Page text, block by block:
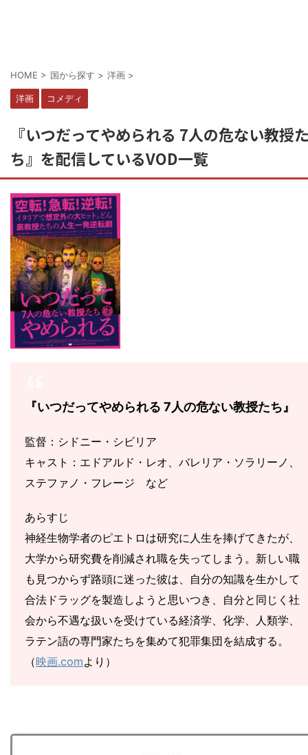
HOME > 国から探す > 洋画 >
洋画 コメディ
『いつだってやめられる 7人の危ない教授
ち』を配信しているVOD一覧
『いつだってやめられる 7人の危ない教授たち』
監督：シドニー・シビリア
キャスト：エドアルド・レオ、バレリア・ソラリーノ、
ステファノ・フレージ など
あらすじ
神経生物学者のピエトロは研究に人生を捧げてきたが、
大学から研究費を削減され職を失ってしまう。新しい職
も見つからず路頭に迷った彼は、自分の知識を生かして
合法ドラッグを製造しようと思いつき、自分と同じく社
会から不遇な扱いを受けている経済学、化学、人類学、
ラテン語の専門家たちを集めて犯罪集団を結成する。
（映画.comより）